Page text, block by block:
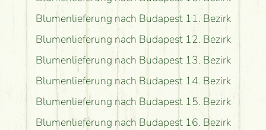
Blumenlieferung nach Budapest 11. Bezirk
Blumenlieferung nach Budapest 12. Bezirk
Blumenlieferung nach Budapest 13. Bezirk
Blumenlieferung nach Budapest 14. Bezirk
Blumenlieferung nach Budapest 15. Bezirk
Blumenlieferung nach Budapest 16. Bezirk